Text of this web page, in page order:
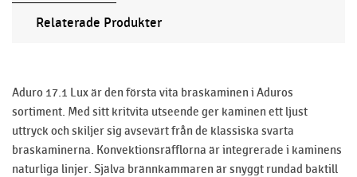
Relaterade Produkter
Aduro 17.1 Lux är den första vita braskaminen i Aduros
sortiment. Med sitt kritvita utseende ger kaminen ett ljust
uttryck och skiljer sig avsevärt från de klassiska svarta
braskaminerna. Konvektionsräfflorna är integrerade i kaminens
naturliga linjer. Själva brännkammaren är snyggt rundad baktill